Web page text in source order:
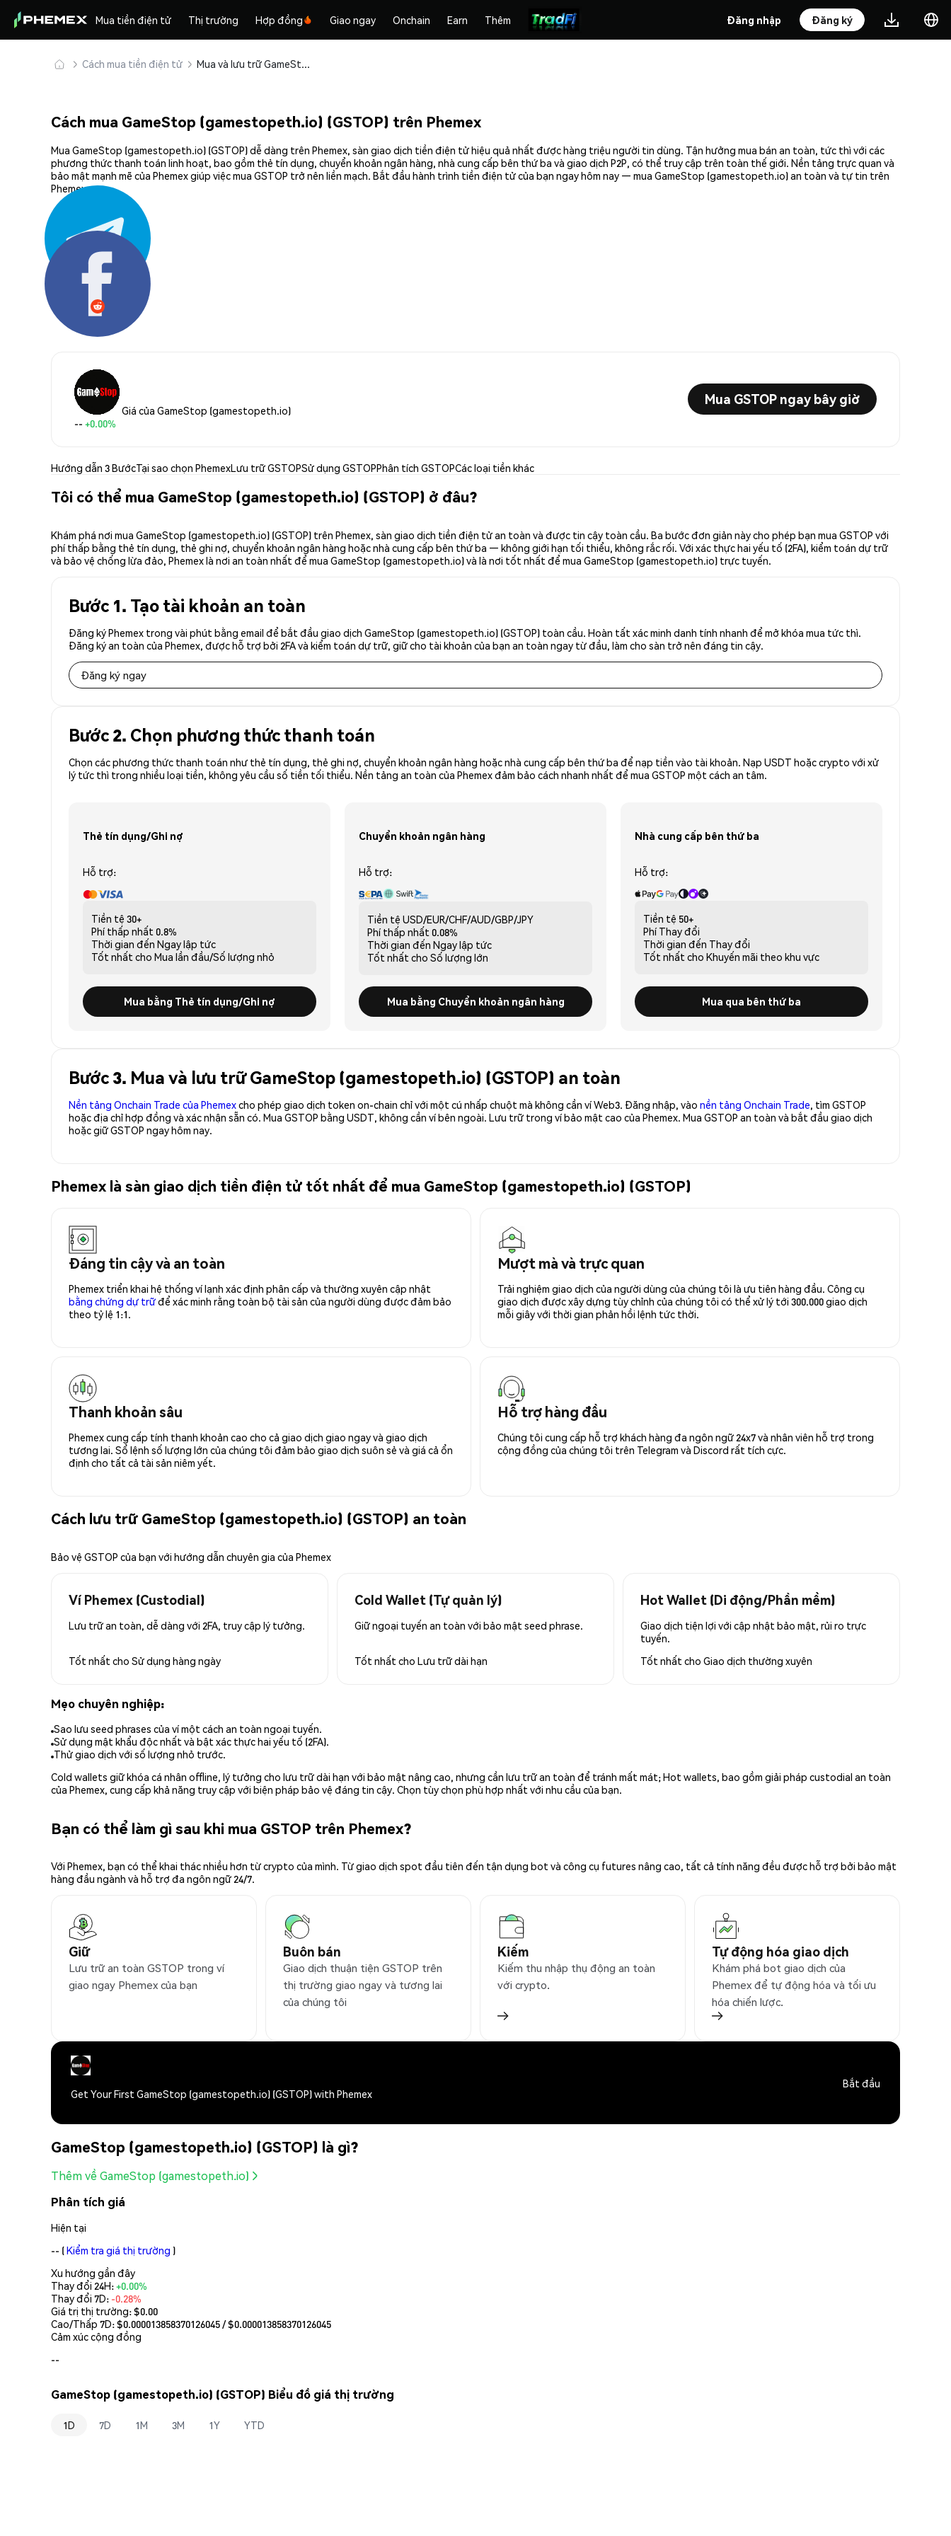
Mua tiền điện tử Thị trường Hợp đồng Giao ngay Onchain Earn Thêm Đăng nhập Đăng ký
Cách mua tiền điện tử Mua và lưu trữ GameStop (gamestopeth.io) (GSTOP) an toàn
Cách mua GameStop (gamestopeth.io) (GSTOP) trên Phemex
Mua GameStop (gamestopeth.io) (GSTOP) dễ dàng trên Phemex, sàn giao dịch tiền điện tử hiệu quả nhất được hàng triệu người tin dùng. Tận hưởng mua bán an toàn, tức thì với các
phương thức thanh toán linh hoạt, bao gồm thẻ tín dụng, chuyển khoản ngân hàng, nhà cung cấp bên thứ ba và giao dịch P2P, có thể truy cập trên toàn thế giới. Nền tảng trực quan và
bảo mật mạnh mẽ của Phemex giúp việc mua GSTOP trở nên liền mạch. Bắt đầu hành trình tiền điện tử của bạn ngay hôm nay — mua GameStop (gamestopeth.io) an toàn và tự tin trên
Phemex.
Chia sẻ:
Giá của GameStop (gamestopeth.io)
-- +0.00%
Mua GSTOP ngay bây giờ
Hướng dẫn 3 BướcTại sao chọn PhemexLưu trữ GSTOPSử dụng GSTOPPhân tích GSTOPCác loại tiền khác
Tôi có thể mua GameStop (gamestopeth.io) (GSTOP) ở đâu?
Khám phá nơi mua GameStop (gamestopeth.io) (GSTOP) trên Phemex, sàn giao dịch tiền điện tử an toàn và được tin cậy toàn cầu. Ba bước đơn giản này cho phép bạn mua GSTOP với
phí thấp bằng thẻ tín dụng, thẻ ghi nợ, chuyển khoản ngân hàng hoặc nhà cung cấp bên thứ ba — không giới hạn tối thiểu, không rắc rối. Với xác thực hai yếu tố (2FA), kiểm toán dự trữ
và bảo vệ chống lừa đảo, Phemex là nơi an toàn nhất để mua GameStop (gamestopeth.io) và là nơi tốt nhất để mua GameStop (gamestopeth.io) trực tuyến.
Bước 1. Tạo tài khoản an toàn
Đăng ký Phemex trong vài phút bằng email để bắt đầu giao dịch GameStop (gamestopeth.io) (GSTOP) toàn cầu. Hoàn tất xác minh danh tính nhanh để mở khóa mua tức thì.
Đăng ký an toàn của Phemex, được hỗ trợ bởi 2FA và kiểm toán dự trữ, giữ cho tài khoản của bạn an toàn ngay từ đầu, làm cho sàn trở nên đáng tin cậy.
Đăng ký ngay
Bước 2. Chọn phương thức thanh toán
Chọn các phương thức thanh toán như thẻ tín dụng, thẻ ghi nợ, chuyển khoản ngân hàng hoặc nhà cung cấp bên thứ ba để nạp tiền vào tài khoản. Nạp USDT hoặc crypto với xử
lý tức thì trong nhiều loại tiền, không yêu cầu số tiền tối thiểu. Nền tảng an toàn của Phemex đảm bảo cách nhanh nhất để mua GSTOP một cách an tâm.
Thẻ tín dụng/Ghi nợ
Hỗ trợ:
Tiền tệ 30+
Phí thấp nhất 0.8%
Thời gian đến Ngay lập tức
Tốt nhất cho Mua lần đầu/Số lượng nhỏ
Mua bằng Thẻ tín dụng/Ghi nợ
Chuyển khoản ngân hàng
Hỗ trợ:
Tiền tệ USD/EUR/CHF/AUD/GBP/JPY
Phí thấp nhất 0.08%
Thời gian đến Ngay lập tức
Tốt nhất cho Số lượng lớn
Mua bằng Chuyển khoản ngân hàng
Nhà cung cấp bên thứ ba
Hỗ trợ:
Tiền tệ 50+
Phí Thay đổi
Thời gian đến Thay đổi
Tốt nhất cho Khuyến mãi theo khu vực
Mua qua bên thứ ba
Bước 3. Mua và lưu trữ GameStop (gamestopeth.io) (GSTOP) an toàn
Nền tảng Onchain Trade của Phemexcho phép giao dịch token on-chain chỉ với một cú nhấp chuột mà không cần ví Web3. Đăng nhập, vào nền tảng Onchain Trade, tìm GSTOP
hoặc địa chỉ hợp đồng và xác nhận sẵn có. Mua GSTOP bằng USDT, không cần ví bên ngoài. Lưu trữ trong ví bảo mật cao của Phemex. Mua GSTOP an toàn và bắt đầu giao dịch
hoặc giữ GSTOP ngay hôm nay.
Phemex là sàn giao dịch tiền điện tử tốt nhất để mua GameStop (gamestopeth.io) (GSTOP)
Đáng tin cậy và an toàn
Phemex triển khai hệ thống ví lạnh xác định phân cấp và thường xuyên cập nhật
bằng chứng dự trữđể xác minh rằng toàn bộ tài sản của người dùng được đảm bảo
theo tỷ lệ 1:1.
Mượt mà và trực quan
Trải nghiệm giao dịch của người dùng của chúng tôi là ưu tiên hàng đầu. Công cụ
giao dịch được xây dựng tùy chỉnh của chúng tôi có thể xử lý tới 300.000 giao dịch
mỗi giây với thời gian phản hồi lệnh tức thời.
Thanh khoản sâu
Phemex cung cấp tính thanh khoản cao cho cả giao dịch giao ngay và giao dịch
tương lai. Sổ lệnh số lượng lớn của chúng tôi đảm bảo giao dịch suôn sẻ và giá cả ổn
định cho tất cả tài sản niêm yết.
Hỗ trợ hàng đầu
Chúng tôi cung cấp hỗ trợ khách hàng đa ngôn ngữ 24x7 và nhân viên hỗ trợ trong
cộng đồng của chúng tôi trên Telegram và Discord rất tích cực.
Cách lưu trữ GameStop (gamestopeth.io) (GSTOP) an toàn
Bảo vệ GSTOP của bạn với hướng dẫn chuyên gia của Phemex
Ví Phemex (Custodial)
Lưu trữ an toàn, dễ dàng với 2FA, truy cập lý tưởng.
Tốt nhất cho Sử dụng hàng ngày
Cold Wallet (Tự quản lý)
Giữ ngoại tuyến an toàn với bảo mật seed phrase.
Tốt nhất cho Lưu trữ dài hạn
Hot Wallet (Di động/Phần mềm)
Giao dịch tiện lợi với cập nhật bảo mật, rủi ro trực
tuyến.
Tốt nhất cho Giao dịch thường xuyên
Mẹo chuyên nghiệp:
Sao lưu seed phrases của ví một cách an toàn ngoại tuyến.
Sử dụng mật khẩu độc nhất và bật xác thực hai yếu tố (2FA).
Thử giao dịch với số lượng nhỏ trước.
Cold wallets giữ khóa cá nhân offline, lý tưởng cho lưu trữ dài hạn với bảo mật nâng cao, nhưng cần lưu trữ an toàn để tránh mất mát; Hot wallets, bao gồm giải pháp custodial an toàn
của Phemex, cung cấp khả năng truy cập với biện pháp bảo vệ đáng tin cậy. Chọn tùy chọn phù hợp nhất với nhu cầu của bạn.
Bạn có thể làm gì sau khi mua GSTOP trên Phemex?
Với Phemex, bạn có thể khai thác nhiều hơn từ crypto của mình. Từ giao dịch spot đầu tiên đến tận dụng bot và công cụ futures nâng cao, tất cả tính năng đều được hỗ trợ bởi bảo mật
hàng đầu ngành và hỗ trợ đa ngôn ngữ 24/7.
Giữ
Lưu trữ an toàn GSTOP trong ví
giao ngay Phemex của bạn
Buôn bán
Giao dịch thuận tiện GSTOP trên
thị trường giao ngay và tương lai
của chúng tôi
Kiếm
Kiếm thu nhập thụ động an toàn
với crypto.
Tự động hóa giao dịch
Khám phá bot giao dịch của
Phemex để tự động hóa và tối ưu
hóa chiến lược.
Get Your First GameStop (gamestopeth.io) (GSTOP) with Phemex
Bắt đầu
GameStop (gamestopeth.io) (GSTOP) là gì?
Thêm về GameStop (gamestopeth.io)
Phân tích giá
Hiện tại
-- (Kiểm tra giá thị trường )
Xu hướng gần đây
Thay đổi 24H:+0.00%
Thay đổi 7D: -0.28%
Giá trị thị trường:$0.00
Cao/Thấp 7D: $0.000013858370126045/ $0.000013858370126045
Cảm xúc cộng đồng
--
GameStop (gamestopeth.io) (GSTOP) Biểu đồ giá thị trường
1D 7D 1M 3M 1Y YTD